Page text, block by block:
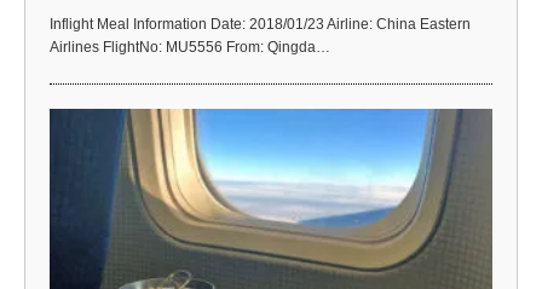
Inflight Meal Information Date: 2018/01/23 Airline: China Eastern
Airlines FlightNo: MU5556 From: Qingda…